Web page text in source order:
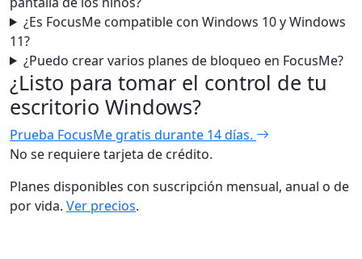
¿Es FocusMe compatible con Windows 10 y Windows
11?
¿Puedo crear varios planes de bloqueo en FocusMe?
¿Listo para tomar el control de tu
escritorio Windows?
Prueba FocusMe gratis durante 14 días.
No se requiere tarjeta de crédito.
Planes disponibles con suscripción mensual, anual o de
por vida. Ver precios.